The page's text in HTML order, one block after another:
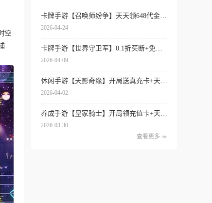
空
2026-04-24
2026-04-09
2026-04-02
2026-03-30
查看更多